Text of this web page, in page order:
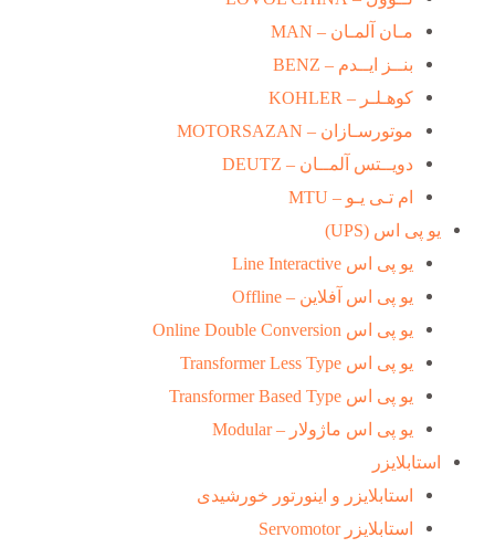
مـان آلمـان – MAN
بنــز ایــدم – BENZ
کوهـلـر – KOHLER
موتورسـازان – MOTORSAZAN
دویــتس آلمــان – DEUTZ
ام تـی یـو – MTU
یو پی اس (UPS)
یو پی اس Line Interactive
یو پی اس آفلاین – Offline
یو پی اس Online Double Conversion
یو پی اس Transformer Less Type
یو پی اس Transformer Based Type
یو پی اس ماژولار – Modular
استابلایزر
استابلایزر و اینورتور خورشیدی
استابلایزر Servomotor